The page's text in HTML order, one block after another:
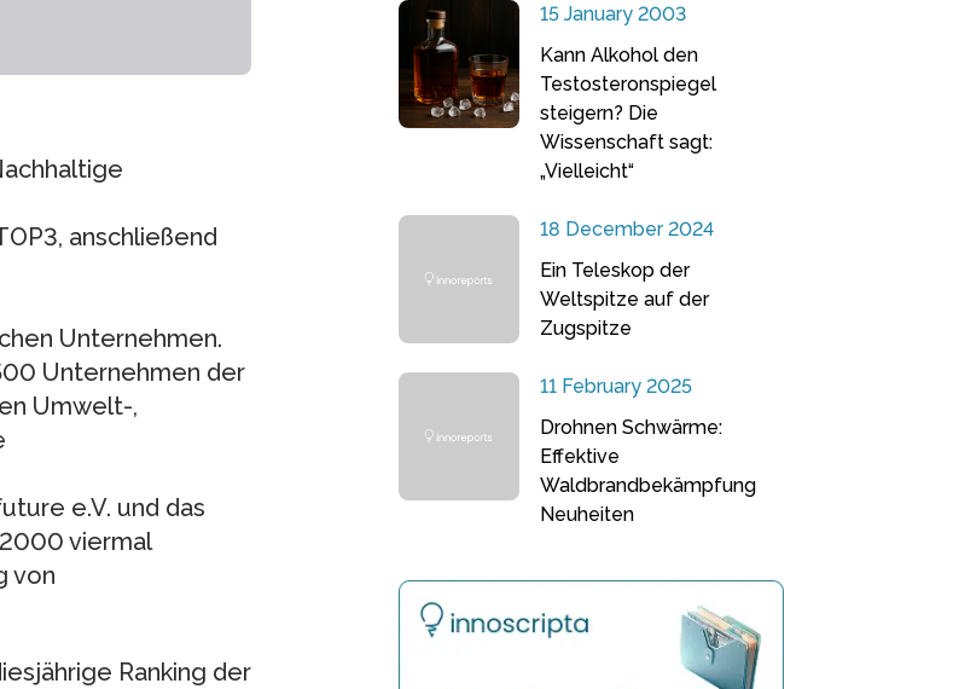
anschließend
Unternehmen.
Unternehmen der
Umwelt-,
e.V. und das
viermal
von
Ranking der
15 January 2003
Kann Alkohol den
Testosteronspiegel
steigern? Die
Wissenschaft sagt:
„Vielleicht“
18 December 2024
Ein Teleskop der
Weltspitze auf der
Zugspitze
11 February 2025
Drohnen Schwärme:
Effektive
Waldbrandbekämpfung
Neuheiten